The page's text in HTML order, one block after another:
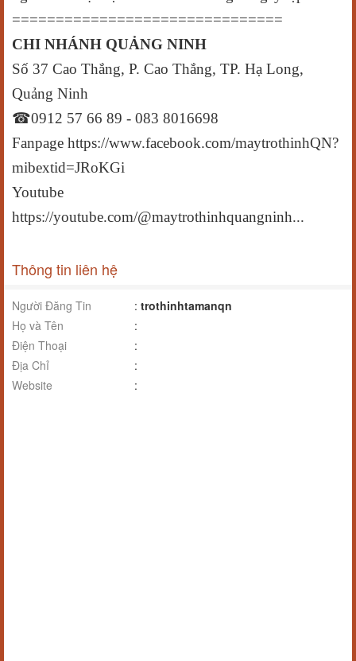
===============================
CHI NHÁNH QUẢNG NINH
Số 37 Cao Thắng, P. Cao Thắng, TP. Hạ Long,
Quảng Ninh
☎0912 57 66 89 - 083 8016698
Fanpage https://www.facebook.com/maytrothinhQN?
mibextid=JRoKGi
Youtube
https://youtube.com/@maytrothinhquangninh...
Thông tin liên hệ
Người Đăng Tin : trothinhtamanqn
Họ và Tên
:
Điện Thoại
:
Địa Chỉ
:
Website
: